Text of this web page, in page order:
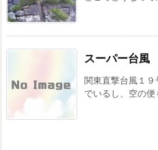
スーパー台風
関東直撃台風１
でいるし、空の